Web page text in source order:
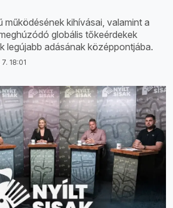
működésének kihívásai, valamint a
globális tőkeérdekek
legújabb adásának középpontjába.
18:01